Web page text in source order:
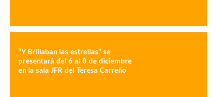
“Y Brillaban las estrellas” se
presentará del 6 al 8 de diciembre
en la sala JFR del Teresa Carreño